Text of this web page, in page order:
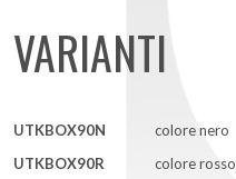
VARIANTI
UTKBOX90N
colore nero
UTKBOX90R
colore rosso